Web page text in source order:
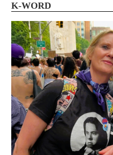
K-WORD